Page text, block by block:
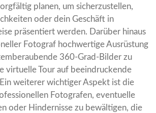
planen, um sicherzustellen,
oder dein Geschäft in
präsentiert werden. Darüber hinaus
Fotograf hochwertige Ausrüstung
360-Grad-Bilder zu
virtuelle Tour auf beeindruckende
weiterer wichtiger Aspekt ist die
Fotografen, eventuelle
oder Hindernisse zu bewältigen, die